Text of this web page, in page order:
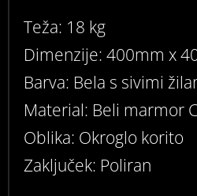
Teža: 18 kg
Dimenzije: 400mm x
Barva: Bela s sivimi
Material: Beli marmor
Oblika: Okroglo korito
Zaključek: Poliran